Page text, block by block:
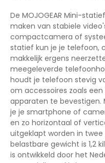
De MOJOGEAR Mini-
maken van stabiele
compactcamera of
statief kun je je telefoon,
makkelijk ergens
meegeleverde
houdt je telefoon stevig
om accessoires zoals
apparaten te
je je smartphone of
en zo horizontaal of
uitgeklapt worden in
belastbare gewicht is 1,2
is ontwikkeld door het